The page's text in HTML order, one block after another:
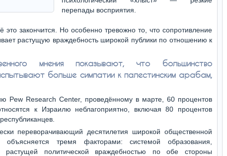
перепады восприятия.
это закончится. Но особенно тревожно то, что сопротивление
растущую враждебность широкой публики по отношению к
мнения показывают, что большинство
больше симпатии к палестинским арабам,
Pew Research Center, проведённому в марте, 60 процентов
к Израилю неблагоприятно, включая 80 процентов
переворачивающий десятилетия широкой общественной
тремя факторами: системой образования,
политической враждебностью по обе стороны